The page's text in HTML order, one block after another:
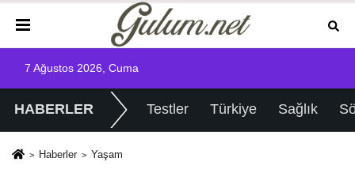
7 Ağustos 2026, Cuma
HABERLER Testler Türkiye Sağlık
Haberler Yaşam